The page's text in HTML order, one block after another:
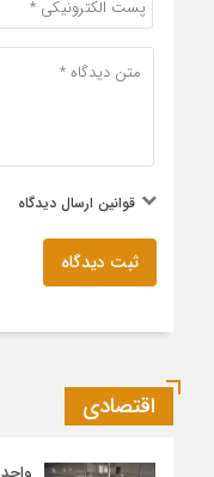
قوانین ارسال دیدگاه
ثبت دیدگاه
اقتصادی